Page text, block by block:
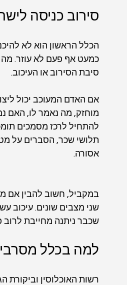
סירוב כניסה
הכלל הראשון הוא לא
כמעט אף פעם לא עוזר. מה
סיבת הסירוב או העיכוב.
אם האדם המעוכב יכול
מוחזק, מה נאמר לו, האם
להתחיל לרכז מסמכים
תלושי שכר, הסברים על
אסורה.
במקביל, חשוב להבין אם
שני מצבים שונים. עיכוב
שכבר ניתנה מחייבת לרוב
למה בכלל
רשות האוכלוסין וביקורת